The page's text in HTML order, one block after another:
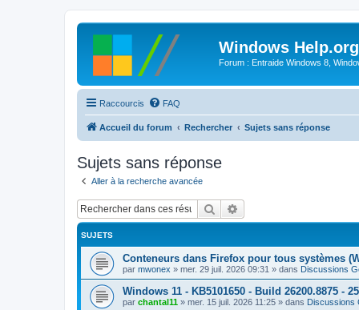
Windows Help.org
Forum : Entraide Windows 8,
Raccourcis FAQ
Accueil du forum Rechercher Sujets sans réponse
Sujets sans réponse
Aller à la recherche avancée
Rechercher
SUJETS
Conteneurs dans Firefox pour tous systèmes
par mwonex » mer. 29 juil. 2026 09:31 » dans Discussions
Windows 11 - KB5101650 - Build 26200.8875 -
par chantal11 » mer. 15 juil. 2026 11:25 » dans Discussions